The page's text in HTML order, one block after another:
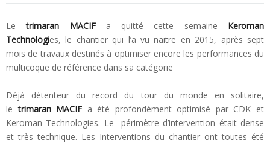
Letrimaran MACIFa quitté cette semaine Keroman
Technologies, le chantier qui l’a vu naitre en 2015, après sept
mois de travaux destinés à optimiser encore les performances du
multicoque de référence dans sa catégorie
Déjà détenteur du record du tour du monde en solitaire,
letrimaran MACIF a été profondément optimisé par CDK et
Keroman Technologies. Le périmètre d’intervention était dense
et très technique. Les Interventions du chantier ont toutes été